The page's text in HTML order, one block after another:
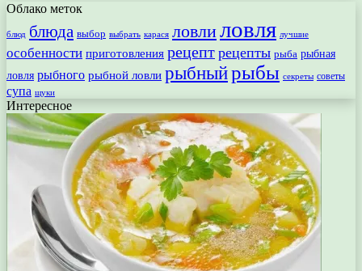
Облако меток
блюд блюда выбор выбрать карася ловлиловля лучшие
особенности приготовления рецепт рецепты рыба рыбная
ловля рыбного рыбной ловли рыбныйрыбы секреты советы
супа щуки
Интересное